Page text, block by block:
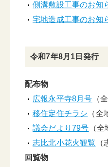
側溝敷設工事のお知
宅地造成工事のお知
令和7年8月1日発行
配布物
広報永平寺8月号 （
移住定住チラシ （全
議会だより79号 （全
志比北小花火観覧 （
回覧物